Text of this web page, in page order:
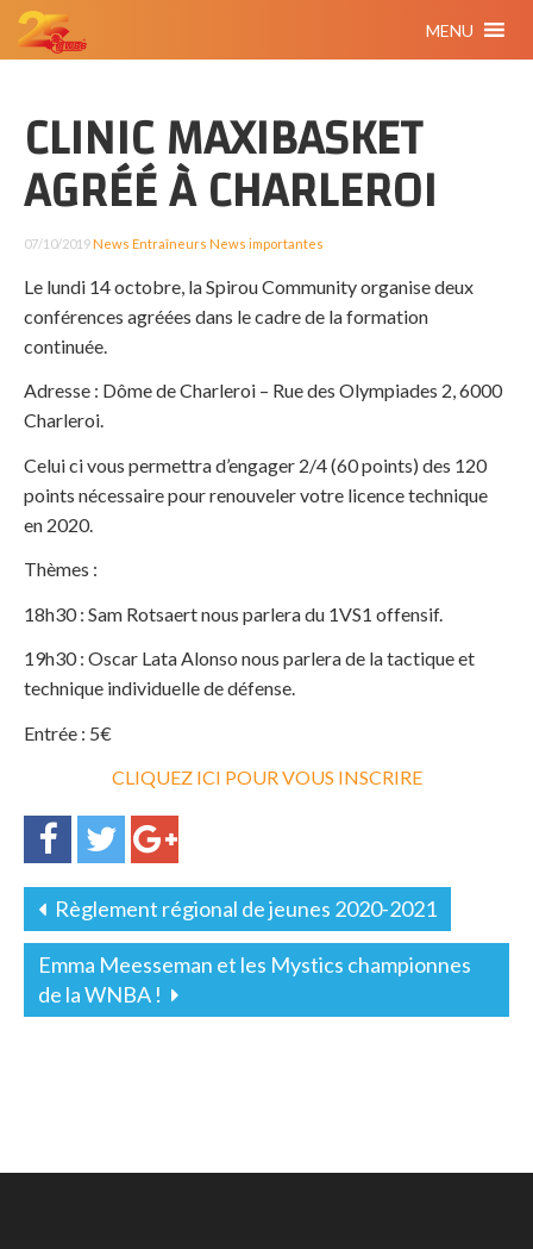
MENU
CLINIC MAXIBASKET
AGRÉÉ À CHARLEROI
07/10/2019News Entraîneurs News importantes
Le lundi 14 octobre, la Spirou Community organise deux
conférences agréées dans le cadre de la formation
continuée.
Adresse : Dôme de Charleroi – Rue des Olympiades 2, 6000
Charleroi.
Celui ci vous permettra d’engager 2/4 (60 points) des 120
points nécessaire pour renouveler votre licence technique
en 2020.
Thèmes :
18h30 : Sam Rotsaert nous parlera du 1VS1 offensif.
19h30 : Oscar Lata Alonso nous parlera de la tactique et
technique individuelle de défense.
Entrée : 5€
CLIQUEZ ICI POUR VOUS INSCRIRE
Règlement régional de jeunes 2020-2021
Emma Meesseman et les Mystics championnes
de la WNBA !